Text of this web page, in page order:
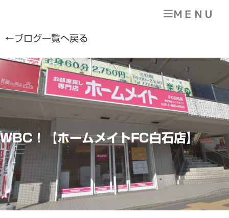
ＭＥＮＵ
←ブログ一覧へ戻る
WBC！【ホームメイトFC白石店】